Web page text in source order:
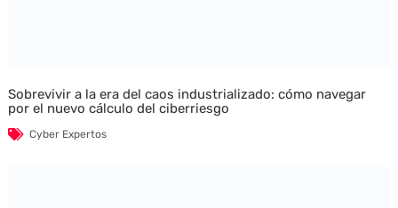
Sobrevivir a la era del caos industrializado: cómo navegar
por el nuevo cálculo del ciberriesgo
Cyber Expertos